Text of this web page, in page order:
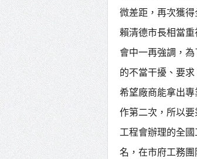
微差距，再次獲
賴清德市長相當
會中一再強調，
的不當干擾、要
希望廠商能拿出
作第二次，所以
工程會辦理的全
名，在市府工務